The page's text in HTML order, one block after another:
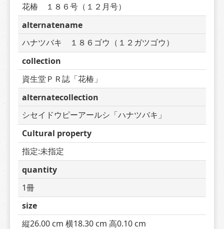
花椿　１８６号（１２月号）
alternatename
ハナツバキ　１８６ゴウ（１２ガツゴウ）
collection
資生堂ＰＲ誌「花椿」
alternatecollection
シセイドウピーアールシ「ハナツバキ」
Cultural property
指定:未指定
quantity
1冊
size
縦26.00 cm 横18.30 cm 高0.10 cm